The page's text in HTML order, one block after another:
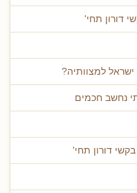
דורון תחי'
למצוותיה?
נחשב חכמים
דורון תחי'